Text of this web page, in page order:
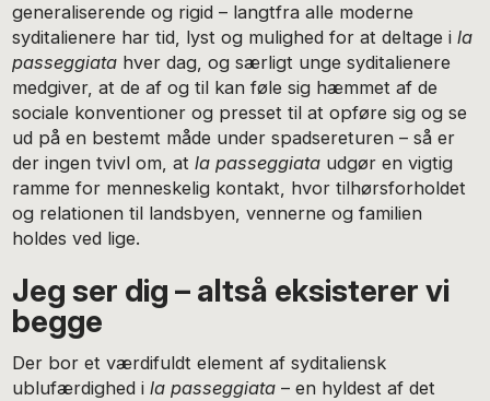
generaliserende og rigid – langtfra alle moderne
syditalienere har tid, lyst og mulighed for at deltage ila
passeggiata hver dag, og særligt unge syditalienere
medgiver, at de af og til kan føle sig hæmmet af de
sociale konventioner og presset til at opføre sig og se
ud på en bestemt måde under spadsereturen – så er
der ingen tvivl om, atla passeggiata udgør en vigtig
ramme for menneskelig kontakt, hvor tilhørsforholdet
og relationen til landsbyen, vennerne og familien
holdes ved lige.
Jeg ser dig – altså eksisterer vi
begge
Der bor et værdifuldt element af syditaliensk
ublufærdighed ila passeggiata– en hyldest af det